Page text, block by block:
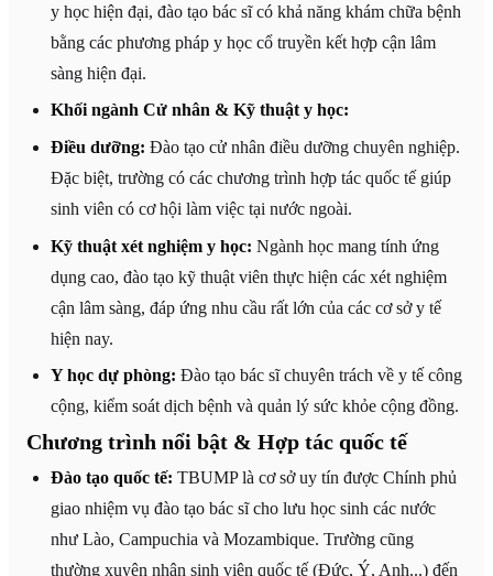
y học hiện đại, đào tạo bác sĩ có khả năng khám chữa bệnh
bằng các phương pháp y học cổ truyền kết hợp cận lâm
sàng hiện đại.
Khối ngành Cử nhân & Kỹ thuật y học:
Điều dưỡng: Đào tạo cử nhân điều dưỡng chuyên nghiệp.
Đặc biệt, trường có các chương trình hợp tác quốc tế giúp
sinh viên có cơ hội làm việc tại nước ngoài.
Kỹ thuật xét nghiệm y học: Ngành học mang tính ứng
dụng cao, đào tạo kỹ thuật viên thực hiện các xét nghiệm
cận lâm sàng, đáp ứng nhu cầu rất lớn của các cơ sở y tế
hiện nay.
Y học dự phòng: Đào tạo bác sĩ chuyên trách về y tế công
cộng, kiểm soát dịch bệnh và quản lý sức khỏe cộng đồng.
Chương trình nổi bật & Hợp tác quốc tế
Đào tạo quốc tế: TBUMP là cơ sở uy tín được Chính phủ
giao nhiệm vụ đào tạo bác sĩ cho lưu học sinh các nước
như Lào, Campuchia và Mozambique. Trường cũng
thường xuyên nhận sinh viên quốc tế (Đức, Ý, Anh...) đến